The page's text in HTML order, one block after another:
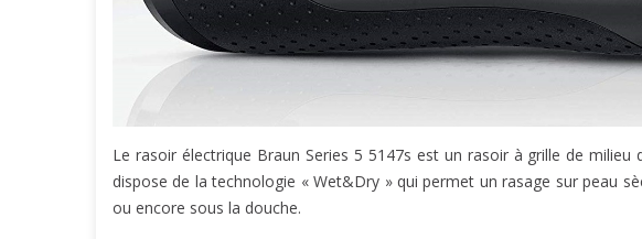
Le rasoir électrique Braun Series 5 5147s est un rasoir à grille de
dispose de la technologie « Wet&Dry » qui permet un rasage sur peau
ou encore sous la douche.